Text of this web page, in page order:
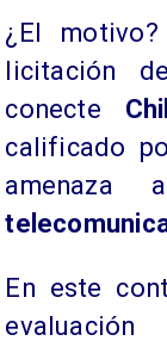
¿El
licitación
conecte
calificado
En este